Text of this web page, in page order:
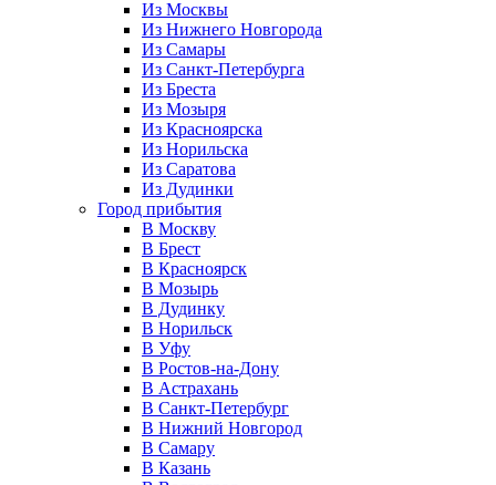
Из Москвы
Из Нижнего Новгорода
Из Самары
Из Санкт-Петербурга
Из Бреста
Из Мозыря
Из Красноярска
Из Норильска
Из Саратова
Из Дудинки
Город прибытия
В Москву
В Брест
В Красноярск
В Мозырь
В Дудинку
В Норильск
В Уфу
В Ростов-на-Дону
В Астрахань
В Санкт-Петербург
В Нижний Новгород
В Самару
В Казань